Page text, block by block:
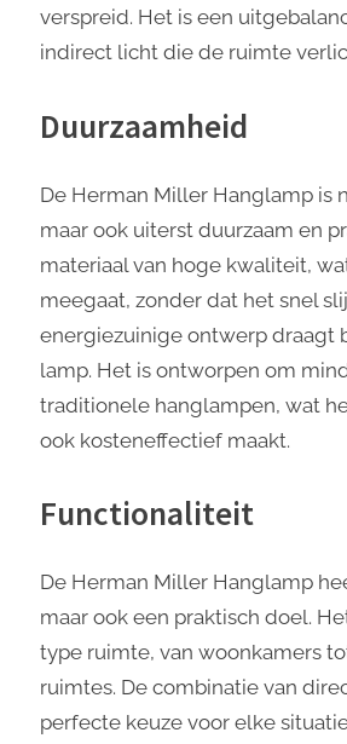
verspreid. Het is een
indirect licht die de ruimte
Duurzaamheid
De Herman Miller Hanglamp is
maar ook uiterst duurzaam en
materiaal van hoge kwaliteit,
meegaat, zonder dat het snel
energiezuinige ontwerp draagt
lamp. Het is ontworpen om
traditionele hanglampen, wat
ook kosteneffectief maakt.
Functionaliteit
De Herman Miller Hanglamp
maar ook een praktisch doel.
type ruimte, van woonkamers
ruimtes. De combinatie van
perfecte keuze voor elke